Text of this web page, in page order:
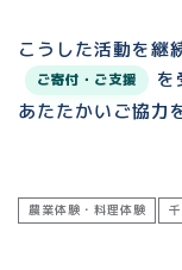
こうした活動を継
ご寄付・ご支援
を
あたたかいご協力
農業体験・料理体験